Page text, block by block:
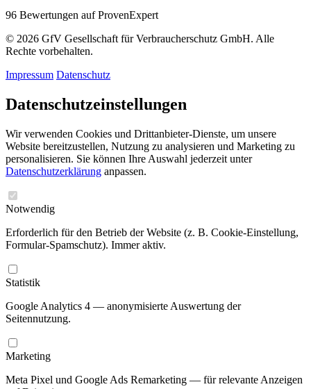
96 Bewertungen auf ProvenExpert
© 2026 GfV Gesellschaft für Verbraucherschutz GmbH. Alle
Rechte vorbehalten.
Impressum Datenschutz
Datenschutzeinstellungen
Wir verwenden Cookies und Drittanbieter-Dienste, um unsere
Website bereitzustellen, Nutzung zu analysieren und Marketing zu
personalisieren. Sie können Ihre Auswahl jederzeit unter
Datenschutzerklärung anpassen.
Notwendig
Erforderlich für den Betrieb der Website (z. B. Cookie-Einstellung,
Formular-Spamschutz). Immer aktiv.
Statistik
Google Analytics 4 — anonymisierte Auswertung der
Seitennutzung.
Marketing
Meta Pixel und Google Ads Remarketing — für relevante Anzeigen